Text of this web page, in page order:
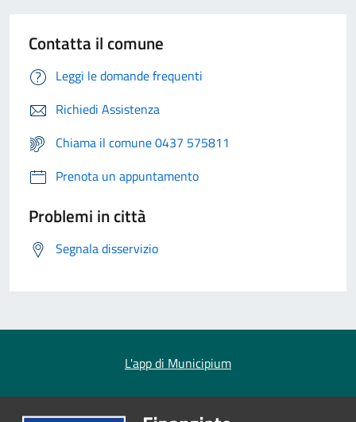
Contatta il comune
Leggi le domande frequenti
Richiedi Assistenza
Chiama il comune 0437 575811
Prenota un appuntamento
Problemi in città
Segnala disservizio
L'app di Municipium